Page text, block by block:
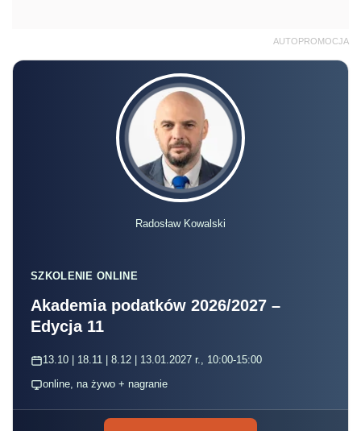
AUTOPROMOCJA
Radosław Kowalski
SZKOLENIE ONLINE
Akademia podatków 2026/2027 –
Edycja 11
13.10 | 18.11 | 8.12 | 13.01.2027 r., 10:00-15:00
online, na żywo + nagranie